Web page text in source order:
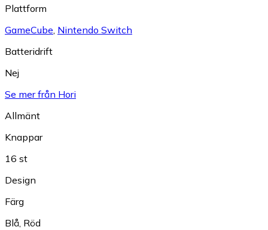
Plattform
GameCube, Nintendo Switch
Batteridrift
Nej
Se mer från Hori
Allmänt
Knappar
16 st
Design
Färg
Blå, Röd